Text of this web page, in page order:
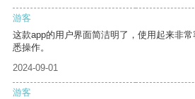
游客
这款app的用户界面简洁明了，使用起来非
悉操作。
2024-09-01
游客